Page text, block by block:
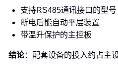
支持RS485通讯接口的型号
断电后能自动平层装置
带温升保护的主控板
结论：配套设备的投入约占主